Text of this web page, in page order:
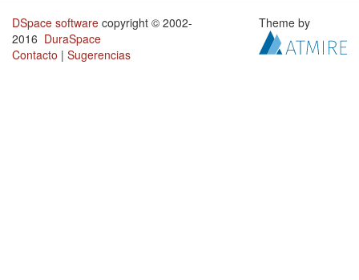
DSpace software copyright © 2002-
2016 DuraSpace
Contacto | Sugerencias
Theme by